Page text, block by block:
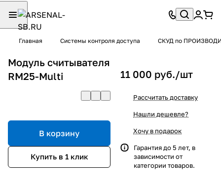
Главная Системы контроля доступа СКУД по
Модуль считывателя
RM25-Multi
В корзину
Купить в 1 клик
11 000 руб./шт
Рассчитать доставку
Нашли дешевле?
Хочу в подарок
Гарантия до 5 лет, в
зависимости от
категории товаров.